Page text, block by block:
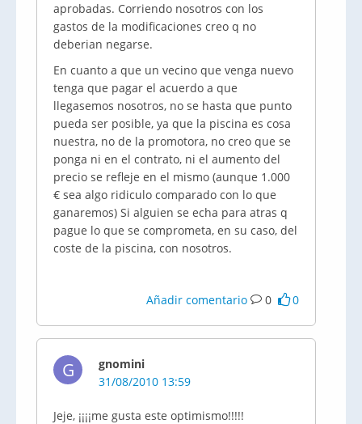
aprobadas. Corriendo nosotros con los
gastos de la modificaciones creo q no
deberian negarse.
En cuanto a que un vecino que venga nuevo
tenga que pagar el acuerdo a que
llegasemos nosotros, no se hasta que punto
pueda ser posible, ya que la piscina es cosa
nuestra, no de la promotora, no creo que se
ponga ni en el contrato, ni el aumento del
precio se refleje en el mismo (aunque 1.000
€ sea algo ridiculo comparado con lo que
ganaremos) Si alguien se echa para atras q
pague lo que se comprometa, en su caso, del
coste de la piscina, con nosotros.
Añadir comentario 0 0
G
gnomini
31/08/2010 13:59
Jeje, ¡¡¡¡me gusta este optimismo!!!!!